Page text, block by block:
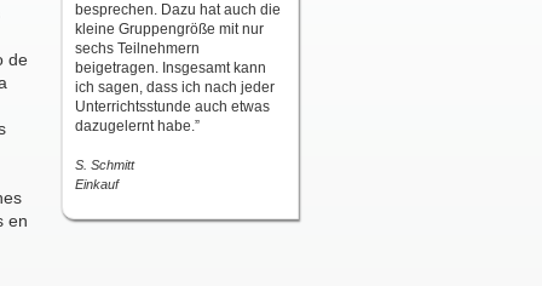
de
en
besprechen. Dazu hat auch die
kleine Gruppengröße mit nur
sechs Teilnehmern
beigetragen. Insgesamt kann
ich sagen, dass ich nach jeder
Unterrichtsstunde auch etwas
dazugelernt habe.”
S. Schmitt
Einkauf